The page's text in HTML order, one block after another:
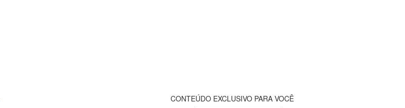
CONTEÚDO EXCLUSIVO PARA VOCÊ